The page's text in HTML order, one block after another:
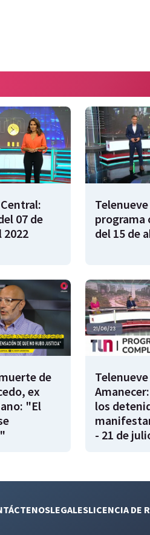
07 de
programa
del 15 de
de
ex
"El
los
- 21 de
LEGALESLICENCIA DE